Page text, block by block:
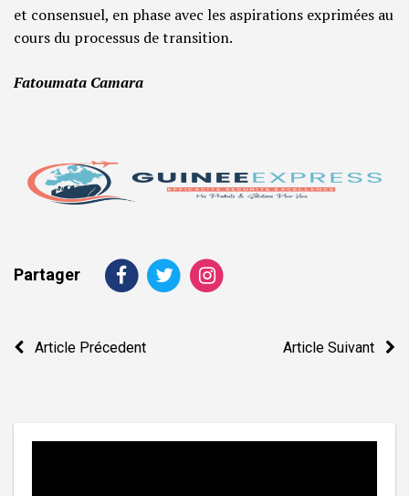
et consensuel, en phase avec les aspirations exprimées au
cours du processus de transition.
Fatoumata Camara
Partager
Navigation
Article Précedent Article Suivant